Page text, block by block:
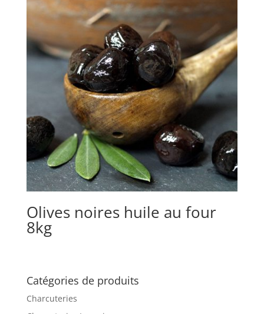
Olives noires huile au four
8kg
Catégories de produits
Charcuteries